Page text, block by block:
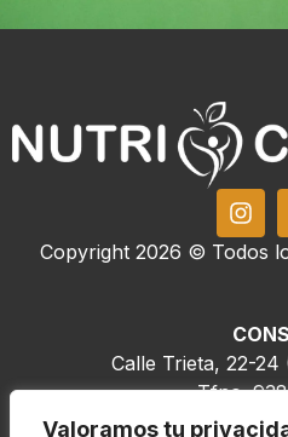
Valoramos tu
Copyright 2026 © Todos
Calle Trieta, 22-
Tfno.
Tfno. +34